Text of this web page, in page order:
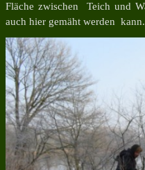
Fläche zwischen Teich und
auch hier gemäht werden kann.